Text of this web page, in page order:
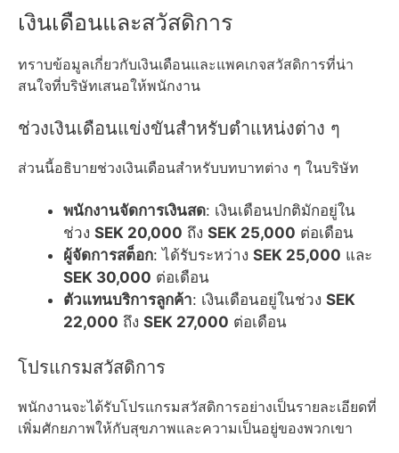
เงินเดือนและสวัสดิการ
ทราบข้อมูลเกี่ยวกับเงินเดือนและแพคเกจสวัสดิการที่น่า
สนใจที่บริษัทเสนอให้พนักงาน
ช่วงเงินเดือนแข่งขันสำหรับตำแหน่งต่าง ๆ
ส่วนนี้อธิบายช่วงเงินเดือนสำหรับบทบาทต่าง ๆ ในบริษัท
พนักงานจัดการเงินสด: เงินเดือนปกติมักอยู่ใน
ช่วง SEK 20,000 ถึง SEK 25,000 ต่อเดือน
ผู้จัดการสต็อก: ได้รับระหว่าง SEK 25,000 และ
SEK 30,000 ต่อเดือน
ตัวแทนบริการลูกค้า: เงินเดือนอยู่ในช่วง SEK
22,000 ถึง SEK 27,000 ต่อเดือน
โปรแกรมสวัสดิการ
พนักงานจะได้รับโปรแกรมสวัสดิการอย่างเป็นรายละเอียดที่
เพิ่มศักยภาพให้กับสุขภาพและความเป็นอยู่ของพวกเขา